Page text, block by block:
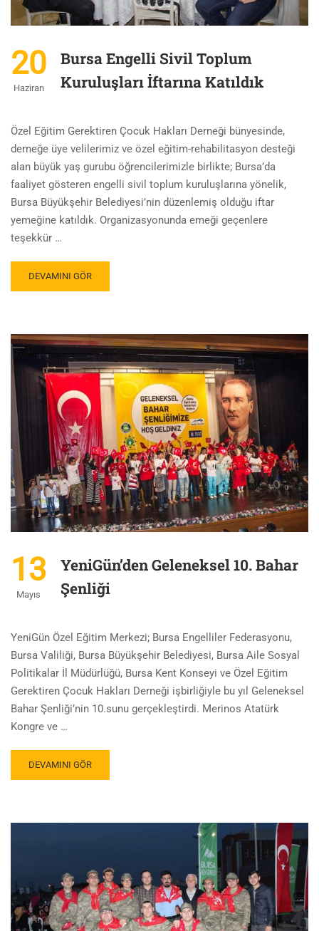
20
Haziran
Bursa Engelli Sivil Toplum
Kuruluşları İftarına Katıldık
Özel Eğitim Gerektiren Çocuk Hakları Derneği bünyesinde,
derneğe üye velilerimiz ve özel eğitim-rehabilitasyon desteği
alan büyük yaş gurubu öğrencilerimizle birlikte; Bursa’da
faaliyet gösteren engelli sivil toplum kuruluşlarına yönelik,
Bursa Büyükşehir Belediyesi’nin düzenlemiş olduğu iftar
yemeğine katıldık. Organizasyonunda emeği geçenlere
teşekkür …
DEVAMINI GÖR
13
Mayıs
YeniGün’den Geleneksel 10. Bahar
Şenliği
YeniGün Özel Eğitim Merkezi; Bursa Engelliler Federasyonu,
Bursa Valiliği, Bursa Büyükşehir Belediyesi, Bursa Aile Sosyal
Politikalar İl Müdürlüğü, Bursa Kent Konseyi ve Özel Eğitim
Gerektiren Çocuk Hakları Derneği işbirliğiyle bu yıl Geleneksel
Bahar Şenliği’nin 10.sunu gerçekleştirdi. Merinos Atatürk
Kongre ve …
DEVAMINI GÖR